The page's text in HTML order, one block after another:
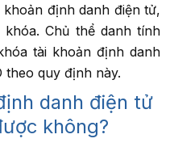
định danh điện tử,
Chủ thể danh tính
tài khoản định danh
theo quy định này.
danh điện tử
không?